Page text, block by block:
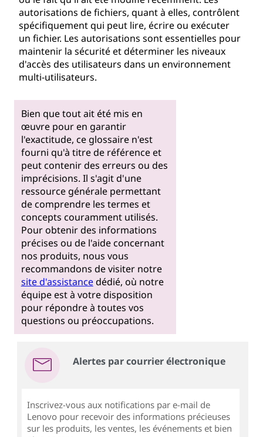
autorisations de fichiers, quant à elles, contrôlent
spécifiquement qui peut lire, écrire ou exécuter
un fichier. Les autorisations sont essentielles pour
maintenir la sécurité et déterminer les niveaux
d'accès des utilisateurs dans un environnement
multi-utilisateurs.
Bien que tout ait été mis en
œuvre pour en garantir
l'exactitude, ce glossaire n'est
fourni qu'à titre de référence et
peut contenir des erreurs ou des
imprécisions. Il s'agit d'une
ressource générale permettant
de comprendre les termes et
concepts couramment utilisés.
Pour obtenir des informations
précises ou de l'aide concernant
nos produits, nous vous
recommandons de visiter notre
site d'assistancedédié, où notre
équipe est à votre disposition
pour répondre à toutes vos
questions ou préoccupations.
Alertes par courrier électronique
Inscrivez-vous aux notifications par e-mail de
Lenovo pour recevoir des informations précieuses
sur les produits, les ventes, les événements et bien